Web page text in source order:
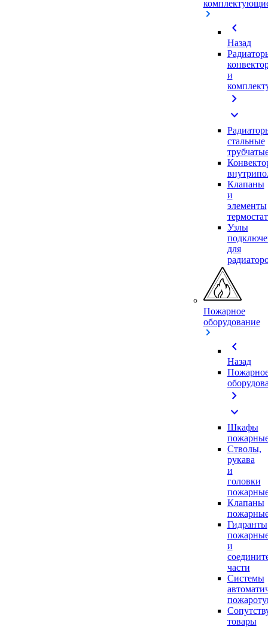
chevron_left
Назад
и
chevron_right
expand_more
стальные
Клапаны
и
элементы
Узлы
для
Пожарное
оборудование
chevron_left
Назад
chevron_right
expand_more
Шкафы
Стволы,
рукава
и
головки
Клапаны
Гидранты
и
части
Системы
товары